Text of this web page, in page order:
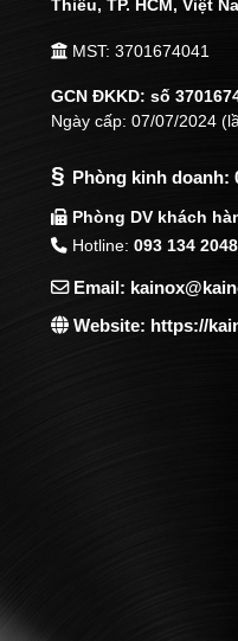
Thiêu,TP. HCM, Việt
MST: 3701674041
GCN ĐKKD: số
Ngày cấp: 07/07/2024
§ Phòng kinh doanh:
Phòng DV khách
Hotline:093 134 2048
Email:
Website: https://